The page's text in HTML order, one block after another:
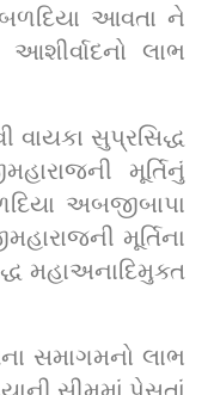
બળદિયા આવતા ને
લાભ
વાયકા સુપ્રસિદ્ધ
મૂર્તિનું
અબજીબાપા
મૂર્તિના
મહાઅનાદિમુક્ત
સમાગમનો લાભ